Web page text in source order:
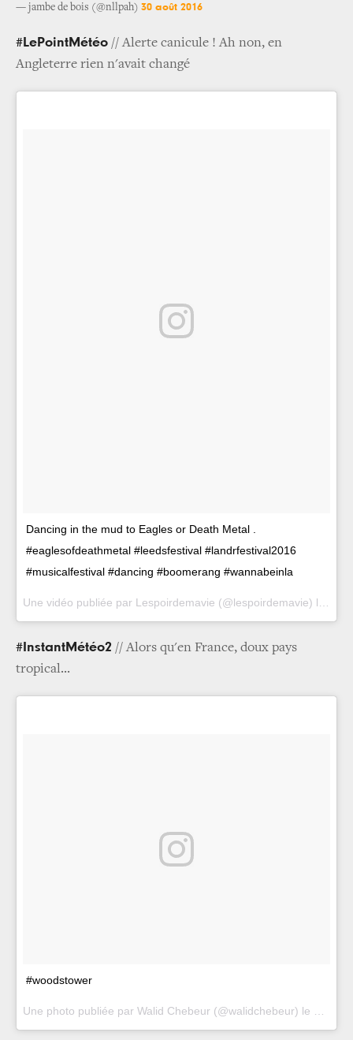
— jambe de bois (@nllpah) 30 août 2016
#LePointMétéo // Alerte canicule ! Ah non, en
Angleterre rien n'avait changé
Dancing in the mud to Eagles or Death Metal .
#eaglesofdeathmetal #leedsfestival #landrfestival2016
#musicalfestival #dancing #boomerang #wannabeinla
#InstantMétéo2 // Alors qu'en France, doux pays
tropical...
#woodstower
Une photo publiée par Walid Chebeur (@walidchebeur) le
29